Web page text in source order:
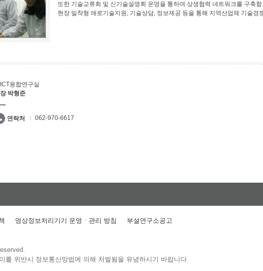
또한 기술교류회 및 신기술설명회 운영을 통하여 상생협력 네트워크를 구축
현장 밀착형 애로기술지원, 기술상담, 정보제공 등을 통해 지역산업체 기술경
융합연구실
박형준
연락처 062-970-6617
영상정보처리기기 운영ㆍ관리 방침 부설연구소공고
위반시 정보통신망법에 의해 처벌됨을 유념하시기 바랍니다.